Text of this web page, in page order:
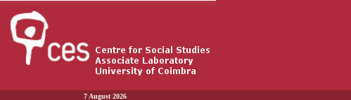
7 August 2026